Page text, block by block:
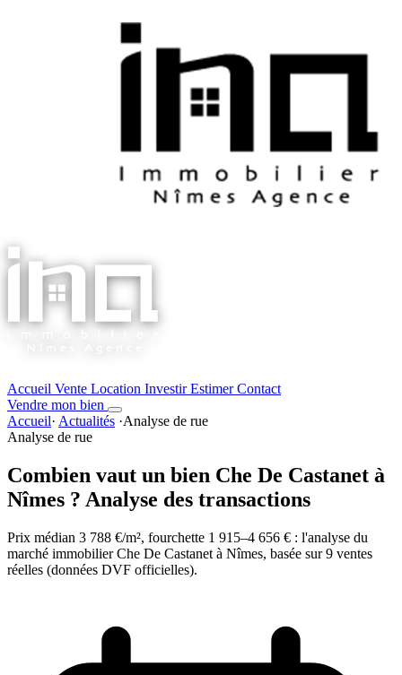
Accueil Vente Location InvestirEstimerContact
Vendre mon bien
Accueil· Actualités ·Analyse de rue
Analyse de rue
Combien vaut un bien Che De Castanet à
Nîmes ? Analyse des transactions
Prix médian 3 788 €/m², fourchette 1 915–4 656 € : l'analyse du
marché immobilier Che De Castanet à Nîmes, basée sur 9 ventes
réelles (données DVF officielles).